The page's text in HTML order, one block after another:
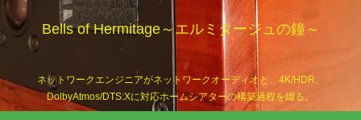
Bells of Hermitage～エルミタージュの鐘～
ネットワークエンジニアがネットワークオーディオと、4K/HDR、
DolbyAtmos/DTS:Xに対応ホームシアターの構築過程を綴る。